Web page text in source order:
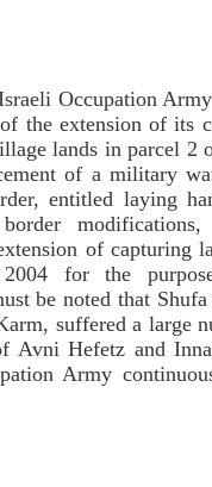
Occupation
the extension of its
lands in parcel 2
of a military
entitled laying
modifications,
of capturing
for the
be noted that
suffered a large
Avni Hefetz and
Army